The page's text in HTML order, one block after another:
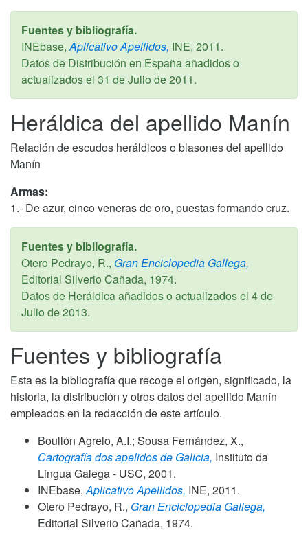
Fuentes y bibliografía.
INEbase, Aplicativo Apellidos, INE, 2011.
Datos de Distribución en España añadidos o
actualizados el 31 de Julio de 2011.
Heráldica del apellido Manín
Relación de escudos heráldicos o blasones del apellido
Manín
Armas:
1.- De azur, cinco veneras de oro, puestas formando cruz.
Fuentes y bibliografía.
Otero Pedrayo, R., Gran Enciclopedia Gallega,
Editorial Silverio Cañada, 1974.
Datos de Heráldica añadidos o actualizados el 4 de
Julio de 2013.
Fuentes y bibliografía
Esta es la bibliografía que recoge el origen, significado, la
historia, la distribución y otros datos del apellido Manín
empleados en la redacción de este artículo.
Boullón Agrelo, A.I.; Sousa Fernández, X.,
Cartografía dos apelidos de Galicia, Instituto da
Lingua Galega - USC, 2001.
INEbase, Aplicativo Apellidos, INE, 2011.
Otero Pedrayo, R., Gran Enciclopedia Gallega,
Editorial Silverio Cañada, 1974.